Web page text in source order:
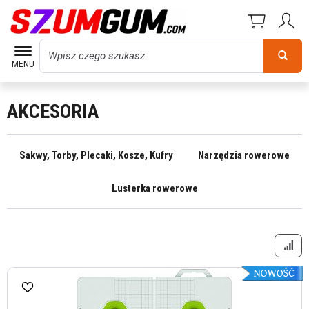
MENU
Wyszukaj
AKCESORIA
Sakwy, Torby, Plecaki, Kosze, Kufry Narzędzia rowerowe
Lusterka rowerowe